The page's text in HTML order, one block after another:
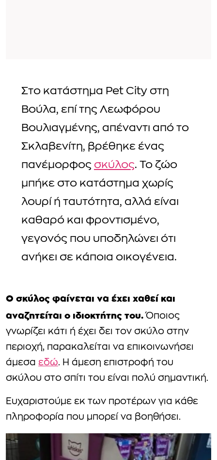
Στο κατάστημα Pet City στη
Βούλα, επί της Λεωφόρου
Βουλιαγμένης, απέναντι από το
Σκλαβενίτη, βρέθηκε ένας
πανέμορφος σκύλος. Το ζώο
μπήκε στο κατάστημα χωρίς
λουρί ή ταυτότητα, αλλά είναι
καθαρό και φροντισμένο,
γεγονός που υποδηλώνει ότι
ανήκει σε κάποια οικογένεια.
Ο σκύλος φαίνεται να έχει χαθεί και
αναζητείται ο ιδιοκτήτης του.Όποιος
γνωρίζει κάτι ή έχει δει τον σκύλο στην
περιοχή, παρακαλείται να επικοινωνήσει
άμεσα εδώ. Η άμεση επιστροφή του
σκύλου στο σπίτι του είναι πολύ σημαντική.
Ευχαριστούμε εκ των προτέρων για κάθε
πληροφορία που μπορεί να βοηθήσει.